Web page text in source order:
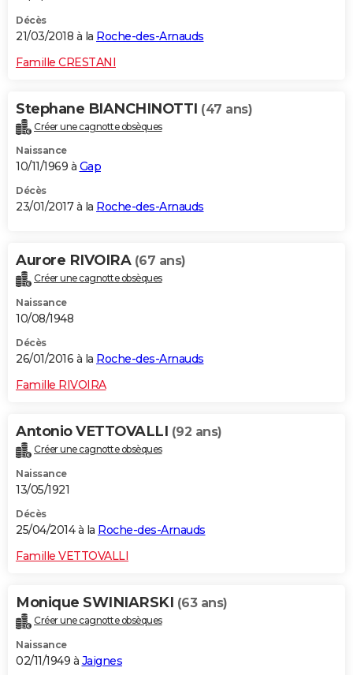
Décès
21/03/2018 à la Roche-des-Arnauds
Famille CRESTANI
Stephane BIANCHINOTTI (47 ans)
Créer une cagnotte obsèques
Naissance
10/11/1969 à Gap
Décès
23/01/2017 à la Roche-des-Arnauds
Aurore RIVOIRA (67 ans)
Créer une cagnotte obsèques
Naissance
10/08/1948
Décès
26/01/2016 à la Roche-des-Arnauds
Famille RIVOIRA
Antonio VETTOVALLI (92 ans)
Créer une cagnotte obsèques
Naissance
13/05/1921
Décès
25/04/2014 à la Roche-des-Arnauds
Famille VETTOVALLI
Monique SWINIARSKI (63 ans)
Créer une cagnotte obsèques
Naissance
02/11/1949 à Jaignes